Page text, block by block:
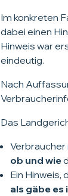
Im konkreten
dabei einen
Hinweis war
eindeutig.
Nach
Das
ob und wie
Ein Hinweis,
als gäbe es